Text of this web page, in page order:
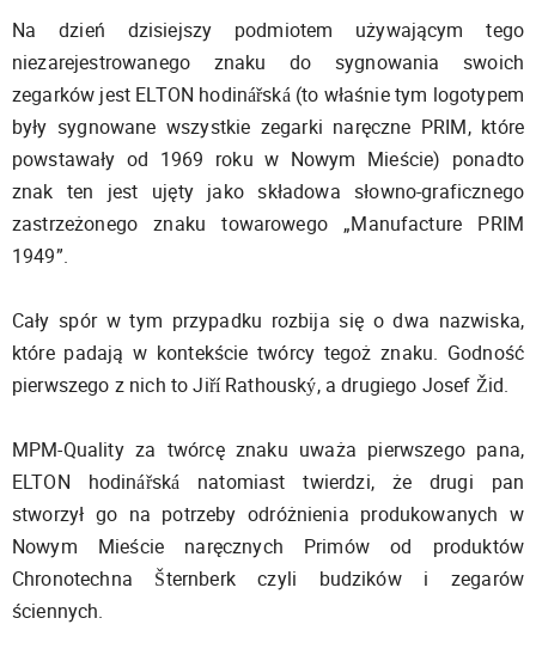
Na dzień dzisiejszy podmiotem używającym tego
niezarejestrowanego znaku do sygnowania swoich
zegarków jest ELTON hodinářská (to właśnie tym logotypem
były sygnowane wszystkie zegarki naręczne PRIM, które
powstawały od 1969 roku w Nowym Mieście) ponadto
znak ten jest ujęty jako składowa słowno-graficznego
zastrzeżonego znaku towarowego „Manufacture PRIM
1949”.
Cały spór w tym przypadku rozbija się o dwa nazwiska,
które padają w kontekście twórcy tegoż znaku. Godność
pierwszego z nich to Jiří Rathouský, a drugiego Josef Žid.
MPM-Quality za twórcę znaku uważa pierwszego pana,
ELTON hodinářská natomiast twierdzi, że drugi pan
stworzył go na potrzeby odróżnienia produkowanych w
Nowym Mieście naręcznych Primów od produktów
Chronotechna Šternberk czyli budzików i zegarów
ściennych.